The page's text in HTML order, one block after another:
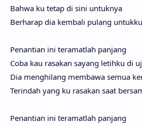
Bahwa ku tetap di sini untuknya
Berharap dia kembali pulang untukku
Penantian ini teramatlah panjang
Coba kau rasakan sayang letihku di
Dia menghilang membawa semua
Terindah yang ku rasakan saat
Penantian ini teramatlah panjang